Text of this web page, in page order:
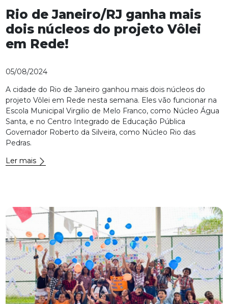
Rio de Janeiro/RJ ganha mais
dois núcleos do projeto Vôlei
em Rede!
05/08/2024
A cidade do Rio de Janeiro ganhou mais dois núcleos do
projeto Vôlei em Rede nesta semana. Eles vão funcionar na
Escola Municipal Virgilio de Melo Franco, como Núcleo Água
Santa, e no Centro Integrado de Educação Pública
Governador Roberto da Silveira, como Núcleo Rio das
Pedras.
Ler mais